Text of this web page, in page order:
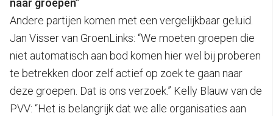
Andere partijen komen met een vergelijkbaar geluid.
Jan Visser van GroenLinks: “We moeten groepen die
niet automatisch aan bod komen hier wel bij proberen
te betrekken door zelf actief op zoek te gaan naar
deze groepen. Dat is ons verzoek.” Kelly Blauw van de
PVV: “Het is belangrijk dat we alle organisaties aan